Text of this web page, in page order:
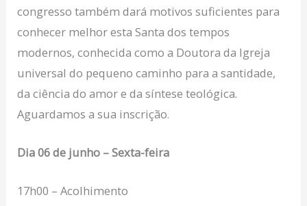
congresso também dará motivos suficientes para
conhecer melhor esta Santa dos tempos
modernos, conhecida como a Doutora da Igreja
universal do pequeno caminho para a santidade,
da ciência do amor e da síntese teológica.
Aguardamos a sua inscrição.
Dia 06 de junho – Sexta-feira
17h00 – Acolhimento